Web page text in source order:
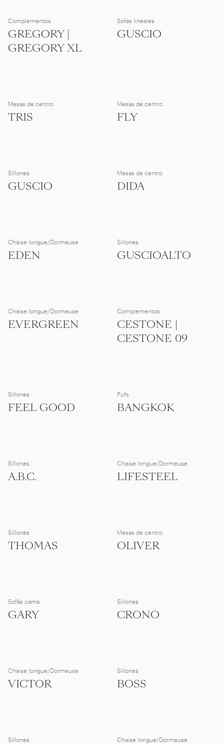
Complementos
GREGORY |
GREGORY XL
Sofás lineales
GUSCIO
Mesas de centro
TRIS
Mesas de centro
FLY
Sillones
GUSCIO
Mesas de centro
DIDA
Chaise longue/Dormeuse
EDEN
Sillones
GUSCIOALTO
Chaise longue/Dormeuse
EVERGREEN
Complementos
CESTONE |
CESTONE 09
Sillones
FEEL GOOD
Pufs
BANGKOK
Sillones
A.B.C.
Chaise longue/Dormeuse
LIFESTEEL
Sillones
THOMAS
Mesas de centro
OLIVER
Sofás cama
GARY
Sillones
CRONO
Chaise longue/Dormeuse
VICTOR
Sillones
BOSS
Sillones Chaise longue/Dormeuse